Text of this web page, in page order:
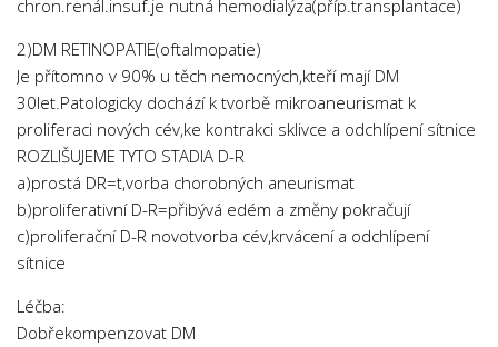
chron.renál.insuf.je nutná hemodialýza(příp.transplantace)
2)DM RETINOPATIE(oftalmopatie)
Je přítomno v 90% u těch nemocných,kteří mají DM
30let.Patologicky dochází k tvorbě mikroaneurismat k
proliferaci nových cév,ke kontrakci sklivce a odchlípení sítnice
ROZLIŠUJEME TYTO STADIA D-R
a)prostá DR=t,vorba chorobných aneurismat
b)proliferativní D-R=přibývá edém a změny pokračují
c)proliferační D-R novotvorba cév,krvácení a odchlípení
sítnice
Léčba:
Dobřekompenzovat DM